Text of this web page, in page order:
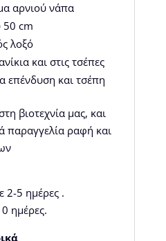
αρνιού νάπα
50 cm
λοξό
και στις τσέπες
επένδυση και τσέπη
βιοτεχνία μας, και
παραγγελία ραφή και
2-5 ημέρες .
ημέρες.